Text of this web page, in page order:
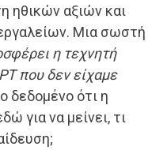
ηθικών αξιών και
Μια σωστή
η τεχνητή
που δεν είχαμε
δεδομένο ότι η
για να μείνει, τι